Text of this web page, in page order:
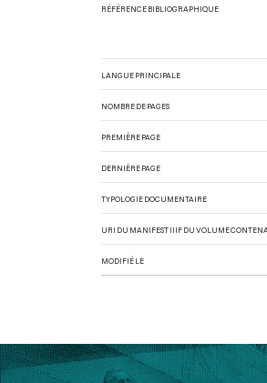
RÉFÉRENCE BIBLIOGRAPHIQUE
LANGUE PRINCIPALE
NOMBRE DE PAGES
PREMIÈRE PAGE
DERNIÈRE PAGE
TYPOLOGIE DOCUMENTAIRE
URI DU MANIFEST IIIF DU VOLUME
MODIFIÉ LE